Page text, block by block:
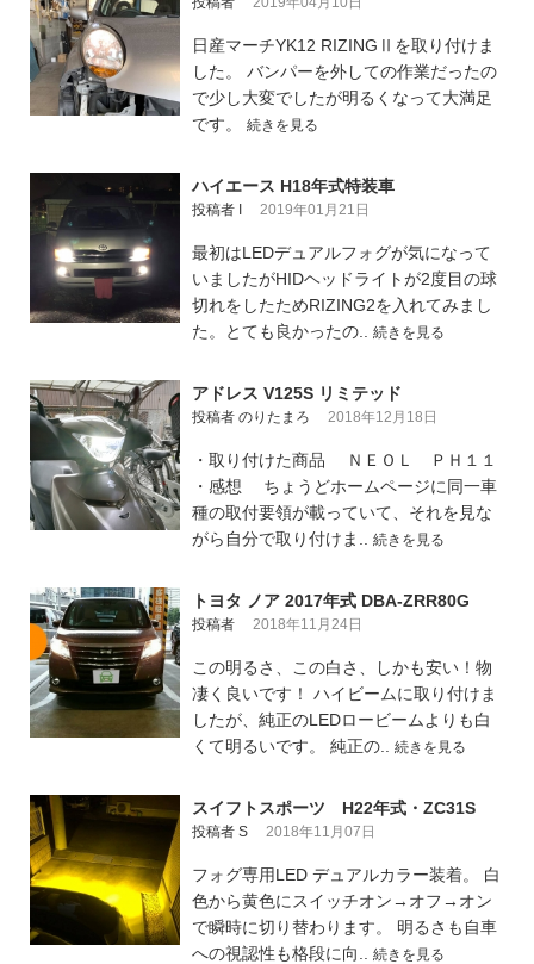
日産マーチYK12 RIZINGⅡを取り付けま
した。 バンパーを外しての作業だったの
で少し大変でしたが明るくなって大満足
です。 続きを見る
ハイエース H18年式特装車
投稿者 I 2019年01月21日
最初はLEDデュアルフォグが気になって
いましたがHIDヘッドライトが2度目の球
切れをしたためRIZING2を入れてみまし
た。とても良かったの.. 続きを見る
アドレス V125S リミテッド
投稿者 のりたまろ 2018年12月18日
・取り付けた商品 ＮＥＯＬ ＰＨ１１
・感想 ちょうどホームページに同一車
種の取付要領が載っていて、それを見な
がら自分で取り付けま.. 続きを見る
トヨタ ノア 2017年式 DBA-ZRR80G
投稿者 2018年11月24日
この明るさ、この白さ、しかも安い！物
凄く良いです！ ハイビームに取り付けま
したが、純正のLEDロービームよりも白
くて明るいです。 純正の.. 続きを見る
スイフトスポーツ H22年式・ZC31S
投稿者 S 2018年11月07日
フォグ専用LED デュアルカラー装着。 白
色から黄色にスイッチオン→オフ→オン
で瞬時に切り替わります。 明るさも自車
への視認性も格段に向.. 続きを見る